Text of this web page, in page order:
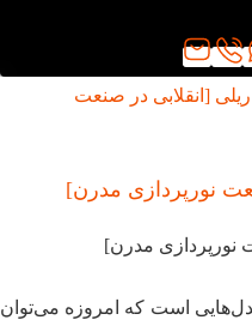
[انقلابی در صنعت
نورپردازی مدرن]
است که امروزه می‌توان